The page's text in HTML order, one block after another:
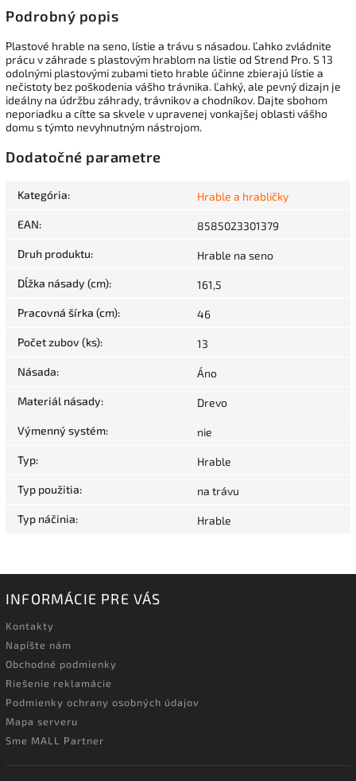
Podrobný popis
Plastové hrable na seno, lístie a trávu s násadou. Ľahko zvládnite
prácu v záhrade s plastovým hrablom na listie od Strend Pro. S 13
odolnými plastovými zubami tieto hrable účinne zbierajú lístie a
nečistoty bez poškodenia vášho trávnika. Ľahký, ale pevný dizajn je
ideálny na údržbu záhrady, trávnikov a chodníkov. Dajte sbohom
neporiadku a cítte sa skvele v upravenej vonkajšej oblasti vášho
domu s týmto nevyhnutným nástrojom.
Dodatočné parametre
Kategória: Hrable a hrabličky
EAN: 8585023301379
Druh produktu: Hrable na seno
Dĺžka násady (cm): 161,5
Pracovná šírka (cm): 46
Počet zubov (ks): 13
Násada: Áno
Materiál násady: Drevo
Výmenný systém: nie
Typ: Hrable
Typ použitia: na trávu
Typ náčinia: Hrable
INFORMÁCIE PRE VÁS
Kontakty
Napíšte nám
Obchodné podmienky
Riešenie reklamácie
Podmienky ochrany osobných údajov
Mapa serveru
Sme MALL Partner